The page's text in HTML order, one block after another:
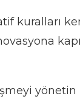
kuralları
yönetin